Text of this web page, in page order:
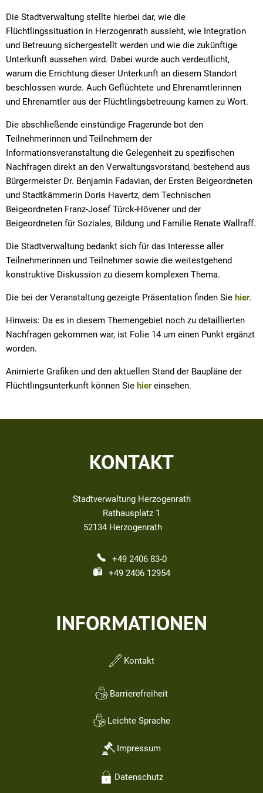
Die Stadtverwaltung stellte hierbei dar, wie die
Flüchtlingssituation in Herzogenrath aussieht, wie Integration
und Betreuung sichergestellt werden und wie die zukünftige
Unterkunft aussehen wird. Dabei wurde auch verdeutlicht,
warum die Errichtung dieser Unterkunft an diesem Standort
beschlossen wurde. Auch Geflüchtete und Ehrenamtlerinnen
und Ehrenamtler aus der Flüchtlingsbetreuung kamen zu Wort.
Die abschließende einstündige Fragerunde bot den
Teilnehmerinnen und Teilnehmern der
Informationsveranstaltung die Gelegenheit zu spezifischen
Nachfragen direkt an den Verwaltungsvorstand, bestehend aus
Bürgermeister Dr. Benjamin Fadavian, der Ersten Beigeordneten
und Stadtkämmerin Doris Havertz, dem Technischen
Beigeordneten Franz-Josef Türck-Hövener und der
Beigeordneten für Soziales, Bildung und Familie Renate Wallraff.
Die Stadtverwaltung bedankt sich für das Interesse aller
Teilnehmerinnen und Teilnehmer sowie die weitestgehend
konstruktive Diskussion zu diesem komplexen Thema.
Die bei der Veranstaltung gezeigte Präsentation finden Sie hier.
Hinweis: Da es in diesem Themengebiet noch zu detaillierten
Nachfragen gekommen war, ist Folie 14 um einen Punkt ergänzt
worden.
Animierte Grafiken und den aktuellen Stand der Baupläne der
Flüchtlingsunterkunft können Sie hiereinsehen.
KONTAKT
Stadtverwaltung Herzogenrath
Rathausplatz 1
52134 Herzogenrath
+49 2406 83-0
+49 2406 12954
INFORMATIONEN
Kontakt
Barrierefreiheit
Leichte Sprache
Impressum
Datenschutz